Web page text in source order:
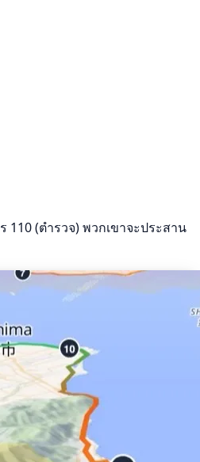
110 (ตำรวจ) พวกเขาจะประสาน